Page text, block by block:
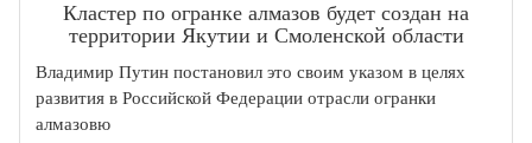
Кластер по огранке алмазов будет создан на
территории Якутии и Смоленской области
Владимир Путин постановил это своим указом в целях
развития в Российской Федерации отрасли огранки
алмазовю